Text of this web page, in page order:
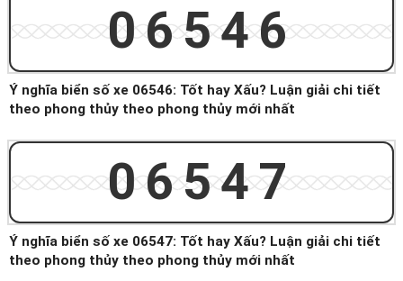
06546
Ý nghĩa biển số xe 06546: Tốt hay Xấu? Luận giải chi tiết
theo phong thủy theo phong thủy mới nhất
06547
Ý nghĩa biển số xe 06547: Tốt hay Xấu? Luận giải chi tiết
theo phong thủy theo phong thủy mới nhất